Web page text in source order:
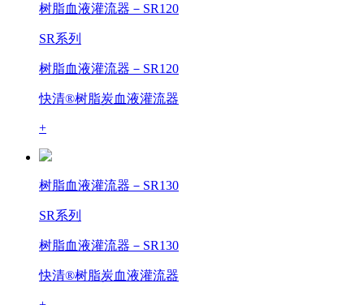
树脂血液灌流器－SR120
SR系列
树脂血液灌流器－SR120
快清®树脂炭血液灌流器
+
树脂血液灌流器－SR130
SR系列
树脂血液灌流器－SR130
快清®树脂炭血液灌流器